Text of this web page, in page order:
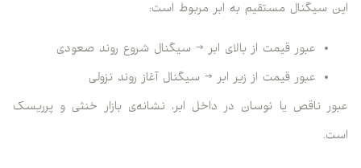
این سیگنال مستقیم به ابر مربوط است:
عبور قیمت از بالای ابر → سیگنال شروع روند صعودی
عبور قیمت از زیر ابر → سیگنال آغاز روند نزولی
عبور ناقص یا نوسان در داخل ابر، نشانه‌ی بازار خنثی و پرریسک
است.